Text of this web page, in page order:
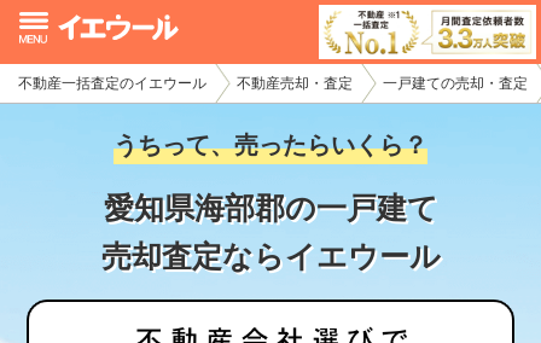
不動産一括査定のイエウール 不動産売却・査定 一戸建ての売却・査定
うちって、売ったらいくら？
愛知県海部郡の一戸建て
売却査定ならイエウール
イエウール加盟希望の不動産会社様
初めての方へ
不動産売却の流れ
不動産の売却・一括査定
家査定シミュレーター